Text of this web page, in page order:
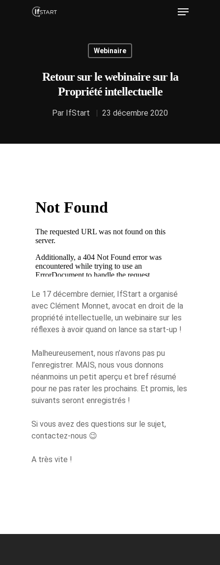
Hit enter to search or ESC to close
Webinaire
Retour sur le webinaire sur la
Propriété intellectuelle
Par IfStart 23 décembre 2020
Le 17 décembre dernier, IfStart a organisé
avec Clément Monnet, avocat en droit de la
propriété intellectuelle, un webinaire sur les
réflexes à avoir quand on lance sa start-up !
Malheureusement, nous n’avons pas pu
l’enregistrer. MAIS, nous vous donnons
néanmoins un petit aperçu et bref résumé
pour ne pas rater les prochains. Et promis, les
suivants seront enregistrés !
Si vous avez des questions sur le sujet,
contactez-nous 😉
A très vite !